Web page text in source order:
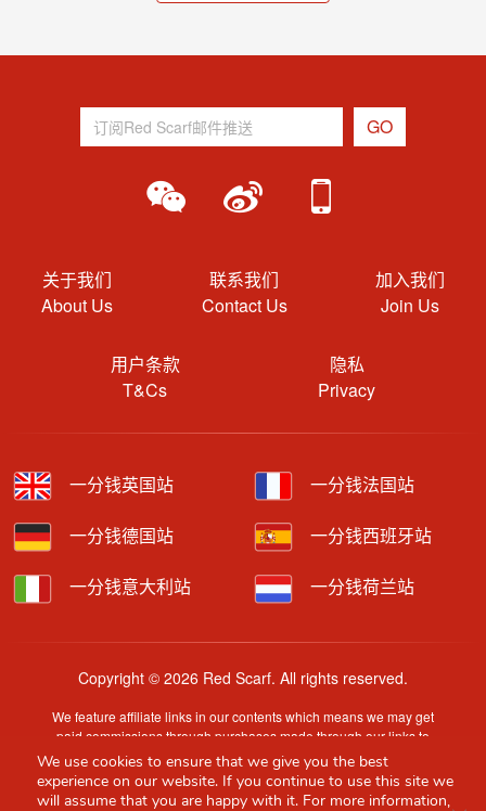
关于我们
About Us
联系我们
Contact Us
加入我们
Join Us
用户条款
T&Cs
隐私
Privacy
一分钱英国站 一分钱法国站
一分钱德国站 一分钱西班牙站
一分钱意大利站 一分钱荷兰站
Copyright © 2026 Red Scarf. All rights reserved.
We feature affiliate links in our contents which means we may get
paid commissions through purchases made through our links to
retailer sites.
Content is provided by users, brands or merchants. Some
information may have been generated by AI and is provided for
We use cookies to ensure that we give you the best
experience on our website. If you continue to use this site we
will assume that you are happy with it. For more information,